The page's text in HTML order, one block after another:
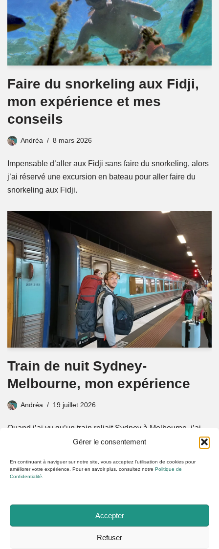
Gérer le consentement
En continuant à naviguer sur notre site, vous acceptez l'utilisation de cookies pour
améliorer votre expérience. Pour en savoir plus, consultez notre Politique de
Confidentialité.
Accepter
Refuser
Faire du snorkeling aux Fidji,
mon expérience et mes
conseils
Andréa 8 mars 2026
Impensable d’aller aux Fidji sans faire du snorkeling, alors
j’ai réservé une excursion en bateau pour aller faire du
snorkeling aux Fidji.
Train de nuit Sydney-
Melbourne, mon expérience
Andréa 19 juillet 2026
Quand j’ai vu qu’un train reliait Sydney à Melbourne, j’ai
sauté sur l’occasion ! Je t’emmène avec moi en train de
1 2 3 … 6 Suivant »